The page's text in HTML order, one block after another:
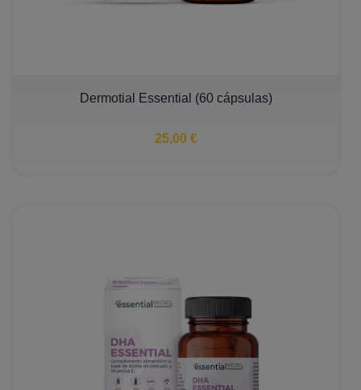
Dermotial Essential (60 cápsulas)
25,00 €